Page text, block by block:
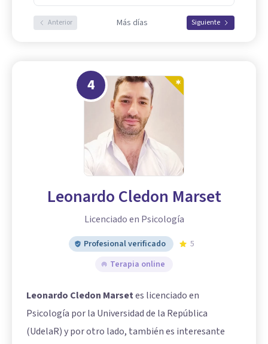
Anterior Más días Siguiente
4
Leonardo Cledon Marset
Licenciado en Psicología
Profesional verificado
5
Terapia online
Leonardo Cledon Marsetes licenciado en
Psicología por la Universidad de la República
(UdelaR) y por otro lado, también es interesante